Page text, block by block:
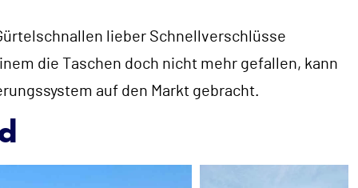
lieber Schnellverschlüsse
die Taschen doch nicht mehr gefallen, kann
auf den Markt gebracht.